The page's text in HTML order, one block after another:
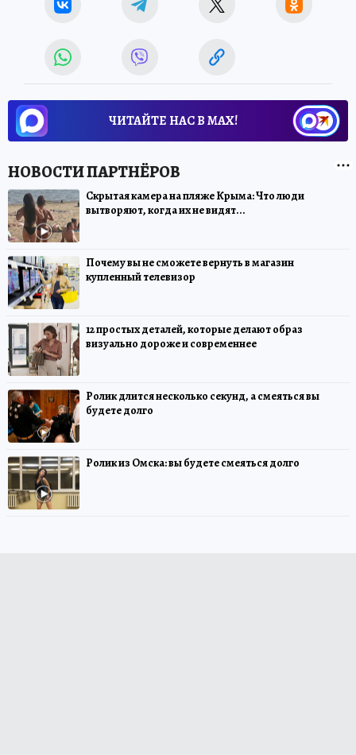
ЧИТАЙТЕ НАС В МАХ!
Скрытая камера на пляже Крыма: Что люди
вытворяют, когда их не видят...
Почему вы не сможете вернуть в магазин
купленный телевизор
12 простых деталей, которые делают образ
визуально дороже и современнее
Ролик длится несколько секунд, а смеяться вы
будете долго
Ролик из Омска: вы будете смеяться долго